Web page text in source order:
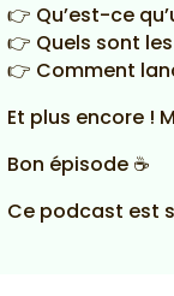
👉 Qu’est-ce
👉 Quels sont
👉 Comment
Et plus encore !
Bon épisode ☕
Ce podcast est